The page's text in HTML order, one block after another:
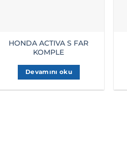
HONDA ACTIVA S FAR
KOMPLE
Devamını oku